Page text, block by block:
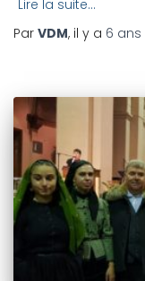
Lire la suite…
Par VDM, il y a 6 ans